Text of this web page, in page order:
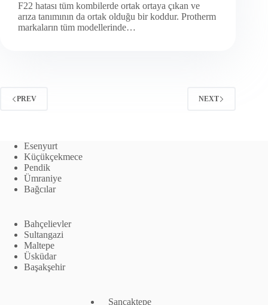
F22 hatası tüm kombilerde ortak ortaya çıkan ve
arıza tanımının da ortak olduğu bir koddur. Protherm
markaların tüm modellerinde…
PREV NEXT
Esenyurt
Küçükçekmece
Pendik
Ümraniye
Bağcılar
Bahçelievler
Sultangazi
Maltepe
Üsküdar
Başakşehir
Sancaktepe